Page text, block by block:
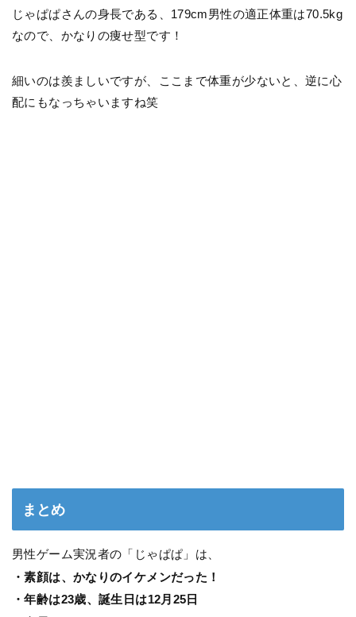
じゃぱぱさんの身長である、179cm男性の適正体重は70.5kg
なので、かなりの痩せ型です！
細いのは羨ましいですが、ここまで体重が少ないと、逆に心
配にもなっちゃいますね笑
まとめ
男性ゲーム実況者の「じゃぱぱ」は、
・素顔は、かなりのイケメンだった！
・年齢は23歳、誕生日は12月25日